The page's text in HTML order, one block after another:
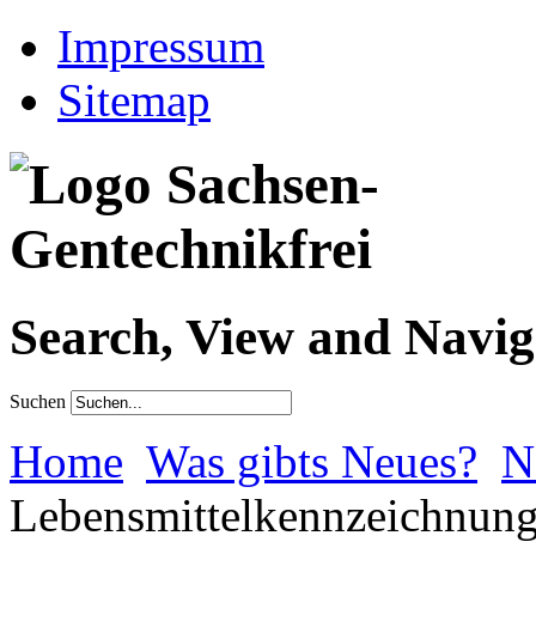
Impressum
Sitemap
Search, View and
Suchen
Home Was gibts Neues?